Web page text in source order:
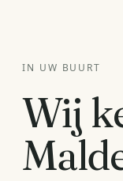
IN UW BUURT
Wij